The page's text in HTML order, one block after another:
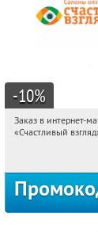
-10%
17:38:08
Заказ в интернет-
«Счастливый